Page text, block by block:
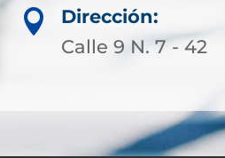

Dirección:
Calle 9 N. 7 - 42